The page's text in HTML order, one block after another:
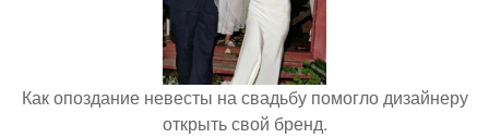
Как опоздание невесты на свадьбу помогло дизайнеру
открыть свой бренд.